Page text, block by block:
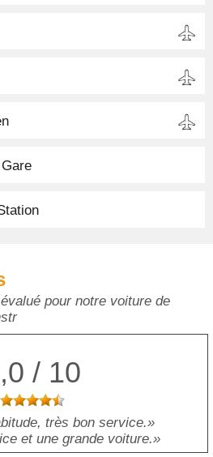
pour notre voiture de
/ 10
très bon service.
et une grande voiture.